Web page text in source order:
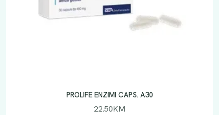
PROLIFE ENZIMI CAPS. A30
22.50KM